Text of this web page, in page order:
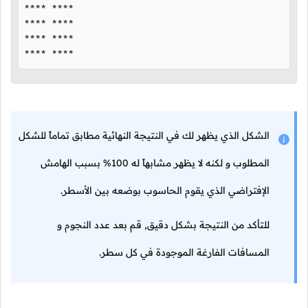
**** ****
**** ****
**** ****
**** ****
الشكل الذي يظهر لك في النتيجة النهائية مطابق تماماً للشكل
المطلوب و لكنه لا يظهر مشابهاً له 100% بسبب الهامش
الإفتراضي الذي يقوم الحاسوب بوضعه بين الأسطر.
للتأكد من النتيجة بشكل دقيق, قم بعد عدد النجوم و
المسافات الفارغة الموجودة في كل سطر.